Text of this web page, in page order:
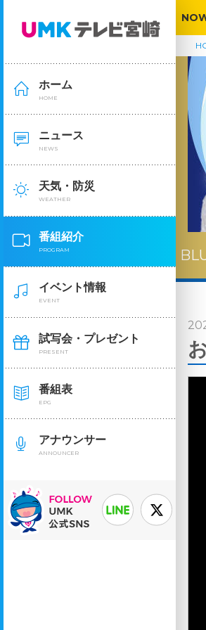
ホーム
HOME
ニュース
NEWS
天気・防災
WEATHER
番組紹介
PROGRAM
イベント情報
EVENT
試写会・プレゼント
PRESENT
番組表
EPG
アナウンサー
ANNOUNCER